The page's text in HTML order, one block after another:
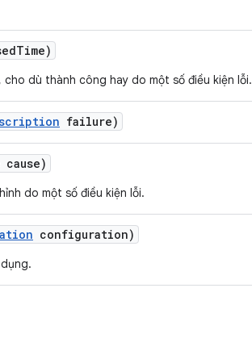
Time)
dù thành công hay do một số điều kiện lỗi.
failure)
cause)
do một số điều kiện lỗi.
configuration)